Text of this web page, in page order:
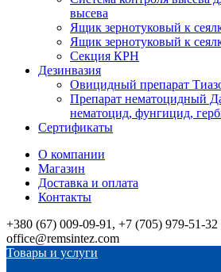
высева
Ящик зернотуковый к
Ящик зернотуковый к
Секция КРН
Дезинвазия
Овицидный препарат
Препарат нематоцидный
нематоцид, фунгицид,
Сертификаты
О компании
Магазин
Доставка и оплата
Контакты
+380 (67) 009-09-91, +7 (705) 979-51-
office@remsintez.com
Товары и услуги